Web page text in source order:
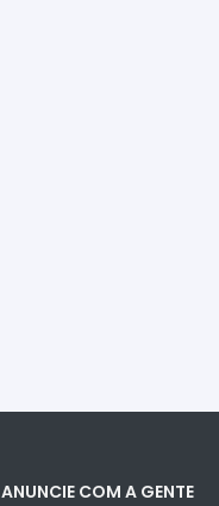
ANUNCIE COM A GENTE